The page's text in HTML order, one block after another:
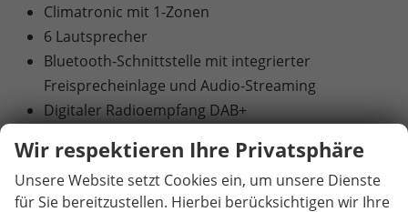
Climatronic mit 1-Zonen
6 Lautsprecher
Bluetooth-Schnittstelle mit integrierter
Freisprecheinlage und Audio-Streaming
Digitaler Radioempfang DAB+
Vorbereitet für die Aktivierung von SEAT
CONNECT mit kostenloser Vertragslaufzeit von 10
Jahren
Wir respektieren Ihre Privatsphäre
Unsere Website setzt Cookies ein, um unsere Dienste
für Sie bereitzustellen. Hierbei berücksichtigen wir Ihre